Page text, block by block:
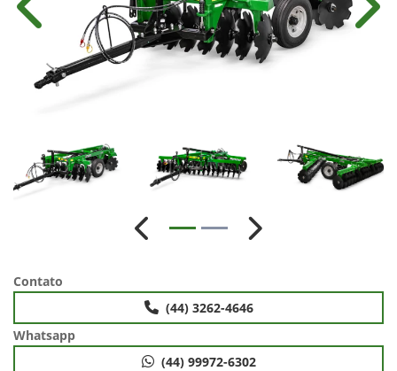
Anterior
Anterior Próximo
Contato
(44) 3262-4646
Whatsapp
(44) 99972-6302